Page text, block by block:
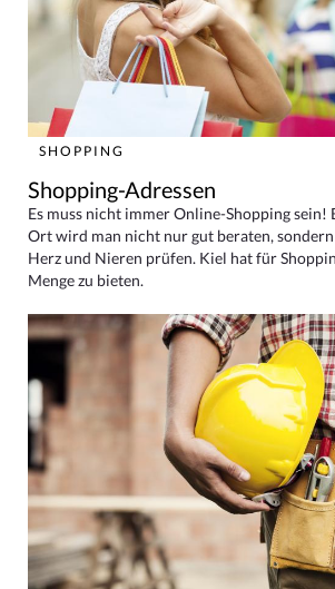
SHOPPING
Shopping-Adressen
Es muss nicht immer Online-Shopping sein!
Ort wird man nicht nur gut beraten,
Herz und Nieren prüfen. Kiel hat für
Menge zu bieten.